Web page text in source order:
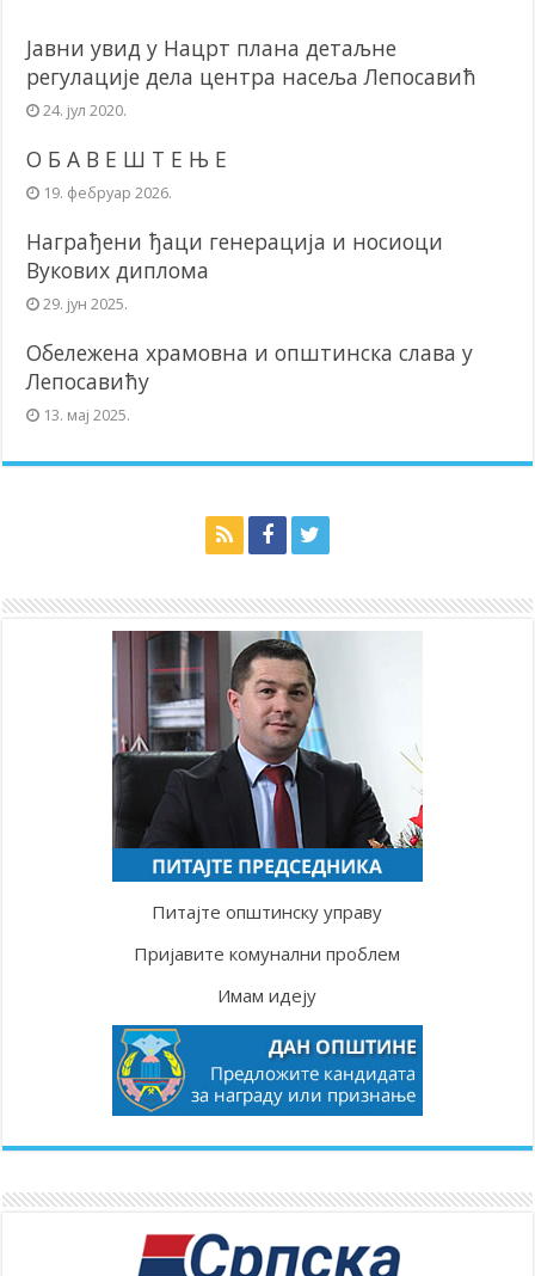
Јавни увид у Нацрт плана детаљне
регулације дела центра насеља Лепосавић
24. јул 2020.
О Б А В Е Ш Т Е Њ Е
19. фебруар 2026.
Награђени ђаци генерација и носиоци
Вукових диплома
29. јун 2025.
Обележена храмовна и општинска слава у
Лепосавићу
13. мај 2025.
Питајте општинску управу
Пријавите комунални проблем
Имам идеју